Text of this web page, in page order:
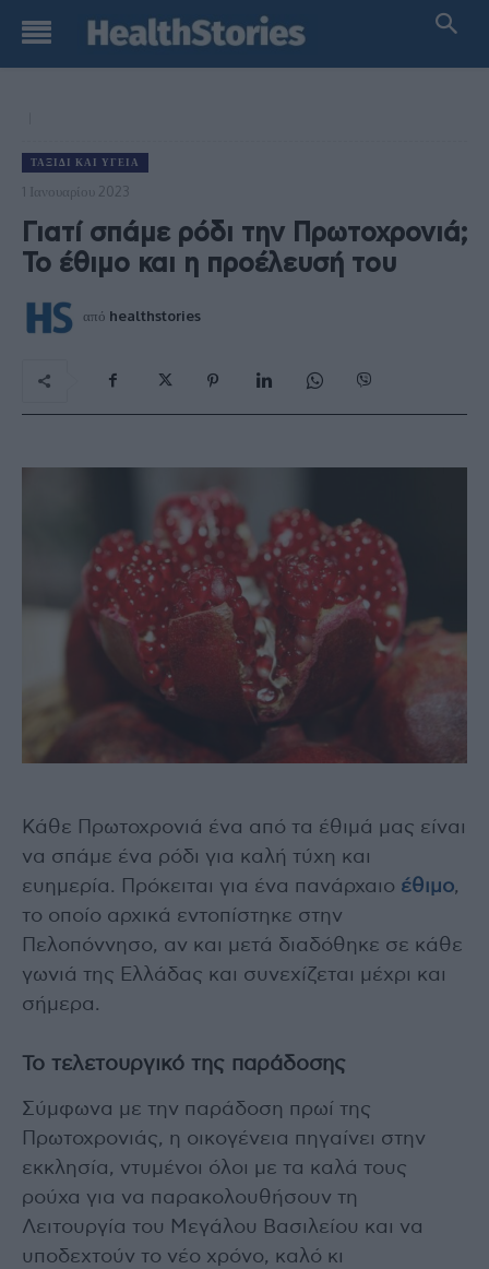
ΤΑΞΊΔΙ ΚΑΙ ΥΓΕΊΑ
1 Ιανουαρίου 2023
Γιατί σπάμε ρόδι την Πρωτοχρονιά;
Το έθιμο και η προέλευσή του
από healthstories
Κάθε Πρωτοχρονιά ένα από τα έθιμά μας είναι
να σπάμε ένα ρόδι για καλή τύχη και
ευημερία. Πρόκειται για ένα πανάρχαιο έθιμο,
το οποίο αρχικά εντοπίστηκε στην
Πελοπόννησο, αν και μετά διαδόθηκε σε κάθε
γωνιά της Ελλάδας και συνεχίζεται μέχρι και
σήμερα.
Το τελετουργικό της παράδοσης
Σύμφωνα με την παράδοση πρωί της
Πρωτοχρονιάς, η οικογένεια πηγαίνει στην
εκκλησία, ντυμένοι όλοι με τα καλά τους
ρούχα για να παρακολουθήσουν τη
Λειτουργία του Μεγάλου Βασιλείου και να
υποδεχτούν το νέο χρόνο, καλό κι